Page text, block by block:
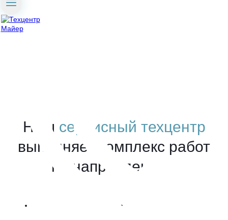
Наш сервисный техцентр
выполняет комплекс работ
по направлениям